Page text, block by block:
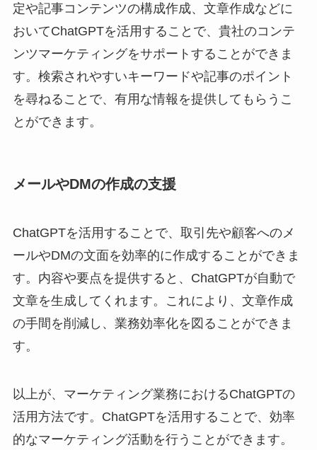
定や記事コンテンツの構成作成、文章作成などに
おいてChatGPTを活用することで、貴社のコンテ
ンツマーケティングをサポートすることができま
す。検索されやすいキーワードや記事のポイント
を尋ねることで、有用な情報を提供してもらうこ
とができます。
メールやDMの作成の支援
ChatGPTを活用することで、取引先や顧客へのメ
ールやDMの文面を効率的に作成することができま
す。内容や要点を提供すると、ChatGPTが自動で
文章を生成してくれます。これにより、文章作成
の手間を削減し、業務効率化を図ることができま
す。
以上が、マーケティング業務におけるChatGPTの
活用方法です。ChatGPTを活用することで、効率
的なマーケティング活動を行うことができます。